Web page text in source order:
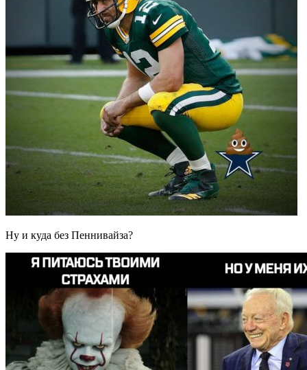
Ну и куда без Пеннивайза?